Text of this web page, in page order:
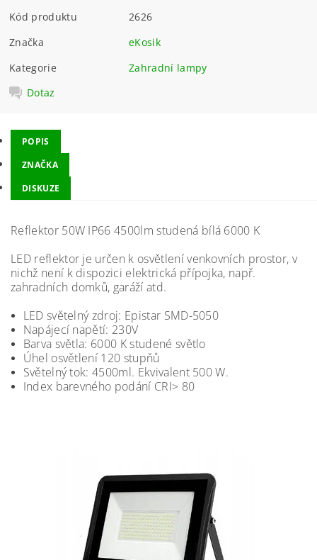
Kód produktu
2626
Značka
eKosik
Kategorie
Zahradní lampy
Dotaz
POPIS
ZNAČKA
DISKUZE
Reflektor 50W IP66 4500lm studená bílá 6000 K
LED reflektor je určen k osvětlení venkovních prostor, v
nichž není k dispozici elektrická přípojka, např.
zahradních domků, garáží atd.
LED světelný zdroj: Epistar SMD-5050
Napájecí napětí: 230V
Barva světla: 6000 K studené světlo
Úhel osvětlení 120 stupňů
Světelný tok: 4500ml. Ekvivalent 500 W.
Index barevného podání CRI> 80